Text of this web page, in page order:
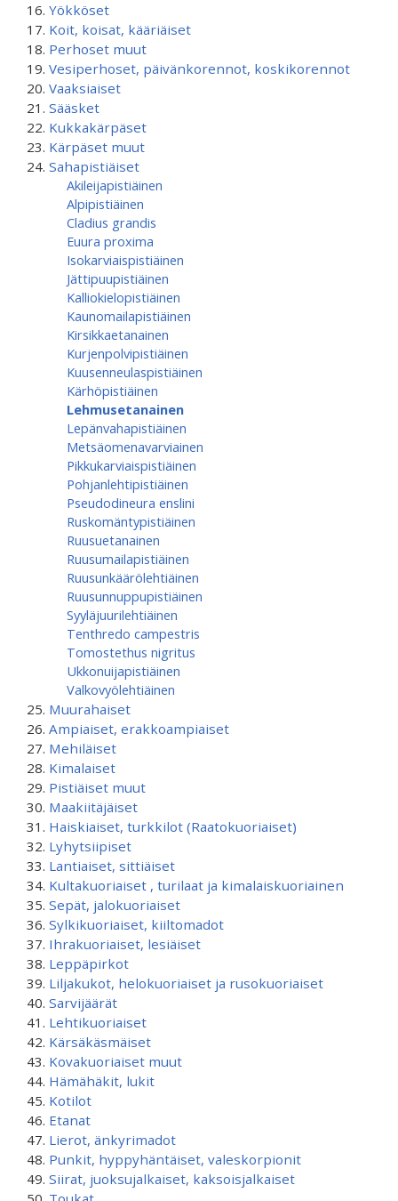
Yökköset
Koit, koisat, kääriäiset
Perhoset muut
Vesiperhoset, päivänkorennot, koskikorennot
Vaaksiaiset
Sääsket
Kukkakärpäset
Kärpäset muut
Sahapistiäiset
Akileijapistiäinen
Alpipistiäinen
Cladius grandis
Euura proxima
Isokarviaispistiäinen
Jättipuupistiäinen
Kalliokielopistiäinen
Kaunomailapistiäinen
Kirsikkaetanainen
Kurjenpolvipistiäinen
Kuusenneulaspistiäinen
Kärhöpistiäinen
Lehmusetanainen
Lepänvahapistiäinen
Metsäomenavarviainen
Pikkukarviaispistiäinen
Pohjanlehtipistiäinen
Pseudodineura enslini
Ruskomäntypistiäinen
Ruusuetanainen
Ruusumaila­pistiäinen
Ruusunkäärölehtiäinen
Ruusunnuppupistiäinen
Syyläjuurilehtiäinen
Tenthredo campestris
Tomostethus nigritus
Ukkonuijapistiäinen
Valkovyölehtiäinen
Muurahaiset
Ampiaiset, erakkoampiaiset
Mehiläiset
Kimalaiset
Pistiäiset muut
Maakiitäjäiset
Haiskiaiset, turkkilot (Raatokuoriaiset)
Lyhytsiipiset
Lantiaiset, sittiäiset
Kultakuoriaiset , turilaat ja kimalaiskuoriainen
Sepät, jalokuoriaiset
Sylkikuoriaiset, kiiltomadot
Ihrakuoriaiset, lesiäiset
Leppäpirkot
Liljakukot, helokuoriaiset ja rusokuoriaiset
Sarvijäärät
Lehtikuoriaiset
Kärsäkäsmäiset
Kovakuoriaiset muut
Hämähäkit, lukit
Kotilot
Etanat
Lierot, änkyrimadot
Punkit, hyppyhäntäiset, valeskorpionit
Siirat, juoksujalkaiset, kaksoisjalkaiset